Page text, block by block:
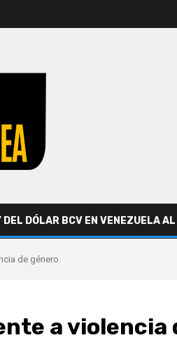
DÓLAR BCV EN VENEZUELA
de género.
a violencia